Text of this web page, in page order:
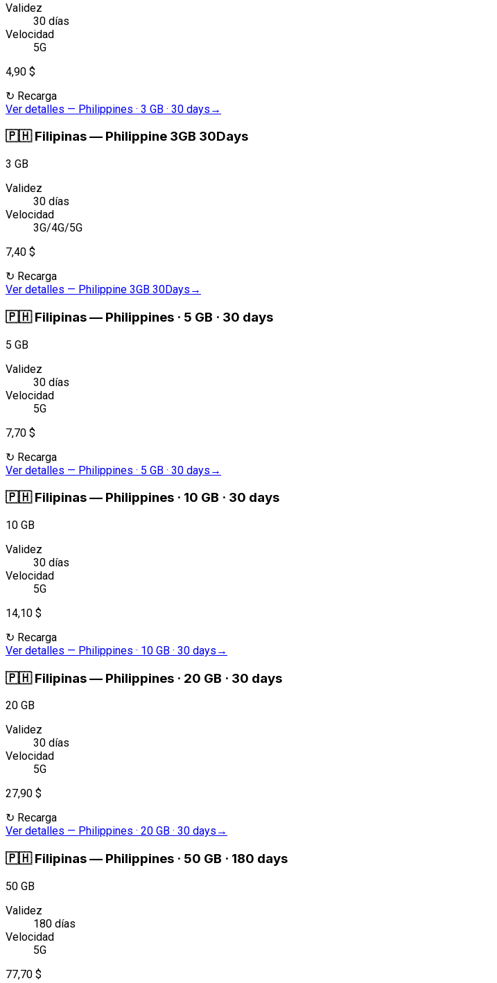
Validez
30 días
Velocidad
5G
4,90 $
↻ Recarga
Ver detalles — Philippines · 3 GB · 30 days →
🇵🇭 Filipinas— Philippine 3GB 30Days
3 GB
Validez
30 días
Velocidad
3G/4G/5G
7,40 $
↻ Recarga
Ver detalles — Philippine 3GB 30Days →
🇵🇭 Filipinas— Philippines · 5 GB · 30 days
5 GB
Validez
30 días
Velocidad
5G
7,70 $
↻ Recarga
Ver detalles — Philippines · 5 GB · 30 days →
🇵🇭 Filipinas— Philippines · 10 GB · 30 days
10 GB
Validez
30 días
Velocidad
5G
14,10 $
↻ Recarga
Ver detalles — Philippines · 10 GB · 30 days →
🇵🇭 Filipinas— Philippines · 20 GB · 30 days
20 GB
Validez
30 días
Velocidad
5G
27,90 $
↻ Recarga
Ver detalles — Philippines · 20 GB · 30 days →
🇵🇭 Filipinas— Philippines · 50 GB · 180 days
50 GB
Validez
180 días
Velocidad
5G
77,70 $